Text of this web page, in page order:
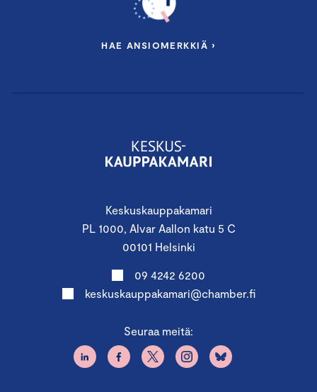
Keskuskauppakamari
PL 1000, Alvar Aallon katu 5 C
00101 Helsinki
09 4242 6200
keskuskauppakamari@chamber.fi
Seuraa meitä:
HAE ANSIOMERKKIÄ ›